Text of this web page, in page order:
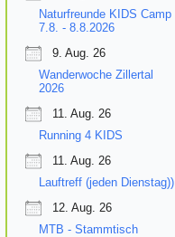
Naturfreunde KIDS Camp
7.8. - 8.8.2026
9. Aug. 26
Wanderwoche Zillertal
2026
11. Aug. 26
Running 4 KIDS
11. Aug. 26
Lauftreff (jeden Dienstag))
12. Aug. 26
MTB - Stammtisch